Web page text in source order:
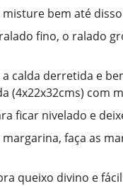
bem até
fino, o ralado
calda derretida e
(4x22x32cms) com
ficar nivelado e
faça as
queixo divino e